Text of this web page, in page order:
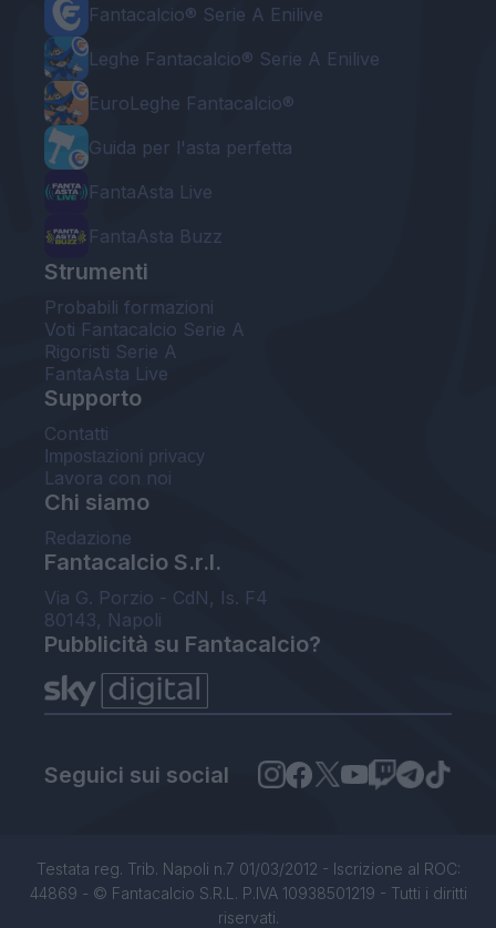
Fantacalcio® Serie A Enilive
Leghe Fantacalcio® Serie A Enilive
EuroLeghe Fantacalcio®
Guida per l'asta perfetta
FantaAsta Live
FantaAsta Buzz
Strumenti
Probabili formazioni
Voti Fantacalcio Serie A
Rigoristi Serie A
FantaAsta Live
Supporto
Contatti
Impostazioni privacy
Lavora con noi
Chi siamo
Redazione
Fantacalcio S.r.l.
Via G. Porzio - CdN, Is. F4
80143, Napoli
Pubblicità su Fantacalcio?
Seguici sui social
Testata reg. Trib. Napoli n.7 01/03/2012 - Iscrizione al ROC:
44869 - © Fantacalcio S.R.L. P.IVA 10938501219 - Tutti i diritti
riservati.